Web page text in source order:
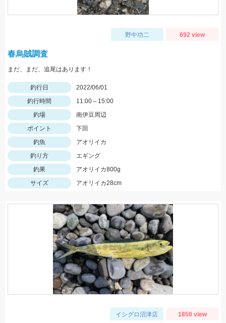
野中功二 692 view
春烏賊調査
まだ、まだ、追尾はあります！
釣行日
2022/06/01
釣行時間
11:00～15:00
釣場
南伊豆周辺
ポイント
下田
釣魚
アオリイカ
釣り方
エギング
釣果
アオリイカ800g
サイズ
アオリイカ28cm
イシグロ沼津店 1850 view